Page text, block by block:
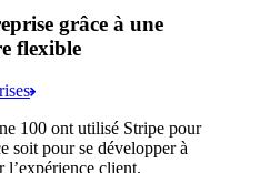
grâce à une
flexible
100 ont utilisé Stripe pour
soit pour se développer à
client.